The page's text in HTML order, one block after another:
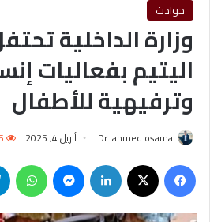
حوادث
وزارة الداخلية
اليتيم بفعاليات
وترفيهية للأطفال
Dr. ahmed osama أبريل 4, 2025